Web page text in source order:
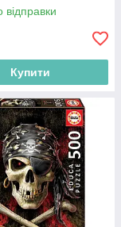
відправки
Купити